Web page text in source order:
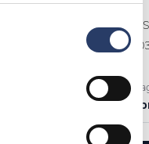
L: 195 mm
Blank Rustfrit
Varenr.
+1000 på
6,95 DKK